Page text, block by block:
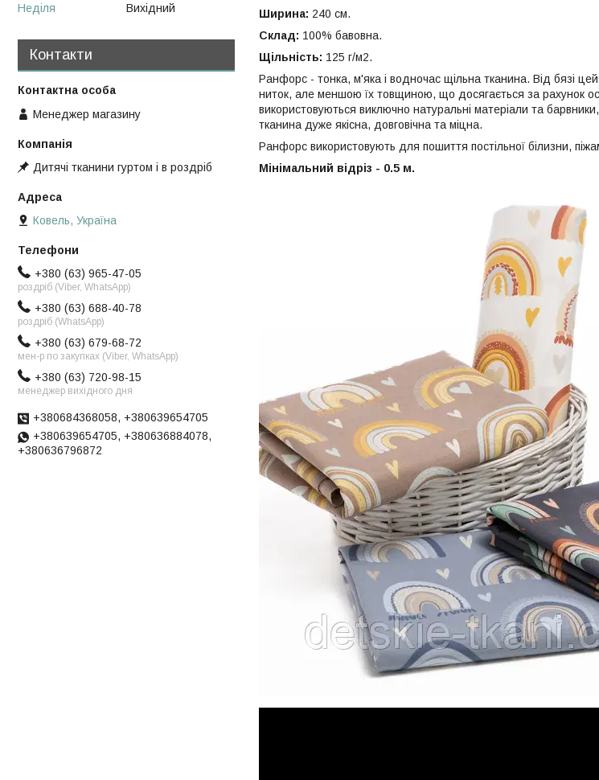
Ширина: 240 см.
Склад: 100% бавовна.
Щільність: 125 г/м2.
Ранфорс - тонка, м'яка і водночас щільна тканина. Від бязі
ниток, але меншою їх товщиною, що досягається за рахунок
використовуються виключно натуральні матеріали та
тканина дуже якісна, довговічна та міцна.
Ранфорс використовують для пошиття постільної білизни,
Мінімальний відріз - 0.5 м.
Неділя
Вихідний
Контакти
Менеджер магазину
Дитячі тканини гуртом і в роздріб
Ковель, Україна
+380 (63) 965-47-05
роздріб (Viber, WhatsApp)
+380 (63) 688-40-78
роздріб (WhatsApp)
+380 (63) 679-68-72
мен-р по закупках (Viber, WhatsApp)
+380 (63) 720-98-15
менеджер вихідного дня
+380684368058, +380639654705
+380639654705, +380636884078,
+380636796872